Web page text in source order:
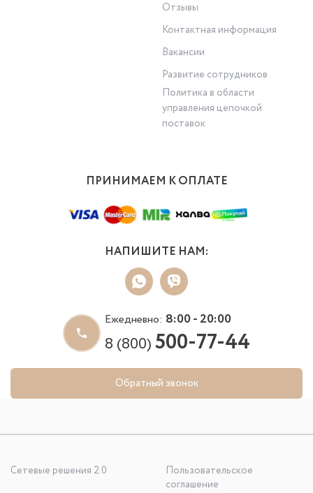
Отзывы
Контактная информация
Вакансии
Развитие сотрудников
Политика в области
управления цепочкой
поставок
ПРИНИМАЕМ К ОПЛАТЕ
НАПИШИТЕ НАМ:
Ежедневно: 8:00 - 20:00
8 (800)500-77-44
Обратный звонок
Сетевые решения 2.0
Пользовательское
соглашение